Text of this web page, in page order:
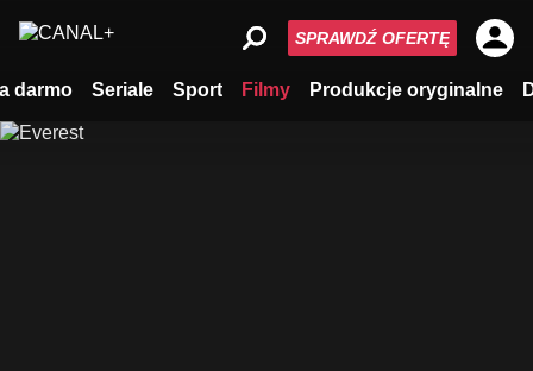
darmo Seriale Sport Filmy Produkcje oryginalne
SPRAWDŹ OFERTĘ